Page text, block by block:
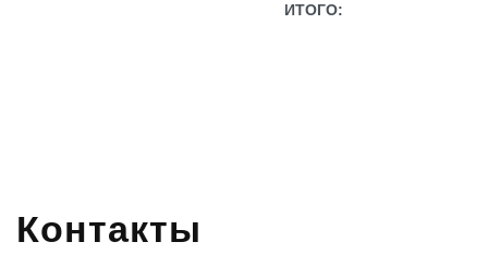
ИТОГО:
Контакты